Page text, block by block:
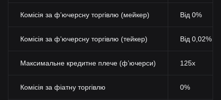
Комісія за фʼючерсну торгівлю (мейкер) Від 0%
Комісія за фʼючерсну торгівлю (тейкер) Від 0,02%
Максимальне кредитне плече (фʼючерси) 125x
Комісія за фіатну торгівлю 0%